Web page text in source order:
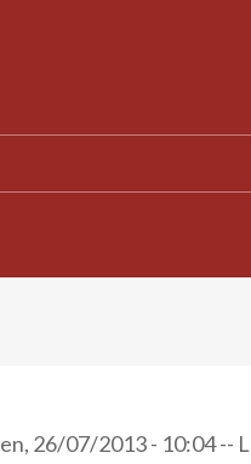
26/07/2013 - 10:04 --